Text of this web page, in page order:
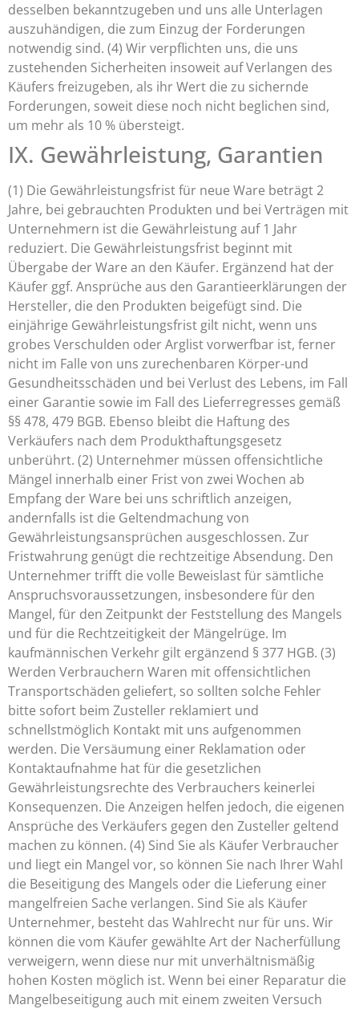
desselben bekanntzugeben und uns alle Unterlagen
auszuhändigen, die zum Einzug der Forderungen
notwendig sind. (4) Wir verpflichten uns, die uns
zustehenden Sicherheiten insoweit auf Verlangen des
Käufers freizugeben, als ihr Wert die zu sichernde
Forderungen, soweit diese noch nicht beglichen sind,
um mehr als 10 % übersteigt.
IX. Gewährleistung, Garantien
(1) Die Gewährleistungsfrist für neue Ware beträgt 2
Jahre, bei gebrauchten Produkten und bei Verträgen mit
Unternehmern ist die Gewährleistung auf 1 Jahr
reduziert. Die Gewährleistungsfrist beginnt mit
Übergabe der Ware an den Käufer. Ergänzend hat der
Käufer ggf. Ansprüche aus den Garantieerklärungen der
Hersteller, die den Produkten beigefügt sind. Die
einjährige Gewährleistungsfrist gilt nicht, wenn uns
grobes Verschulden oder Arglist vorwerfbar ist, ferner
nicht im Falle von uns zurechenbaren Körper-und
Gesundheitsschäden und bei Verlust des Lebens, im Fall
einer Garantie sowie im Fall des Lieferregresses gemäß
§§ 478, 479 BGB. Ebenso bleibt die Haftung des
Verkäufers nach dem Produkthaftungsgesetz
unberührt. (2) Unternehmer müssen offensichtliche
Mängel innerhalb einer Frist von zwei Wochen ab
Empfang der Ware bei uns schriftlich anzeigen,
andernfalls ist die Geltendmachung von
Gewährleistungsansprüchen ausgeschlossen. Zur
Fristwahrung genügt die rechtzeitige Absendung. Den
Unternehmer trifft die volle Beweislast für sämtliche
Anspruchsvoraussetzungen, insbesondere für den
Mangel, für den Zeitpunkt der Feststellung des Mangels
und für die Rechtzeitigkeit der Mängelrüge. Im
kaufmännischen Verkehr gilt ergänzend § 377 HGB. (3)
Werden Verbrauchern Waren mit offensichtlichen
Transportschäden geliefert, so sollten solche Fehler
bitte sofort beim Zusteller reklamiert und
schnellstmöglich Kontakt mit uns aufgenommen
werden. Die Versäumung einer Reklamation oder
Kontaktaufnahme hat für die gesetzlichen
Gewährleistungsrechte des Verbrauchers keinerlei
Konsequenzen. Die Anzeigen helfen jedoch, die eigenen
Ansprüche des Verkäufers gegen den Zusteller geltend
machen zu können. (4) Sind Sie als Käufer Verbraucher
und liegt ein Mangel vor, so können Sie nach Ihrer Wahl
die Beseitigung des Mangels oder die Lieferung einer
mangelfreien Sache verlangen. Sind Sie als Käufer
Unternehmer, besteht das Wahlrecht nur für uns. Wir
können die vom Käufer gewählte Art der Nacherfüllung
verweigern, wenn diese nur mit unverhältnismäßig
hohen Kosten möglich ist. Wenn bei einer Reparatur die
Mangelbeseitigung auch mit einem zweiten Versuch